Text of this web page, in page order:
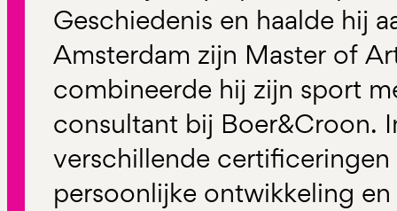
Geschiedenis en haalde hij
Amsterdam zijn Master of
combineerde hij zijn sport
consultant bij Boer&Croon.
verschillende
persoonlijke ontwikkeling